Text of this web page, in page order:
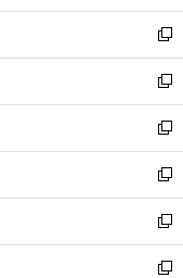
開
く
ウ
で
開
く
ン
ド
ウ
で
開
く
新
し
い
ウ
ィ
ン
ド
ウ
で
開
く
新
し
い
ウ
ィ
ン
ド
ウ
で
新
し
い
ウ
ィ
ン
ド
新
し
い
ウ
ィ
新
し
い
新